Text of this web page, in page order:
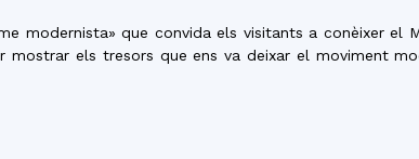
modernista» que convida els visitants a conèixer el
els tresors que ens va deixar el moviment